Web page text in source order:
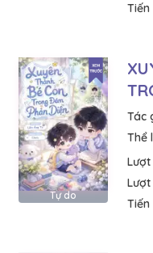
Tiến
Tự do
Tác
Thể
Lượt
Lượt
Tiến